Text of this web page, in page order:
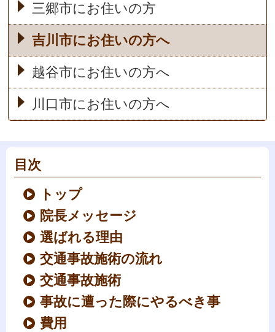
三郷市にお住いの方
吉川市にお住いの方へ
越谷市にお住いの方へ
川口市にお住いの方へ
目次
トップ
院長メッセージ
選ばれる理由
交通事故施術の流れ
交通事故施術
事故に遭った際にやるべき事
費用